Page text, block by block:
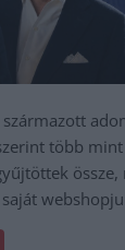
több